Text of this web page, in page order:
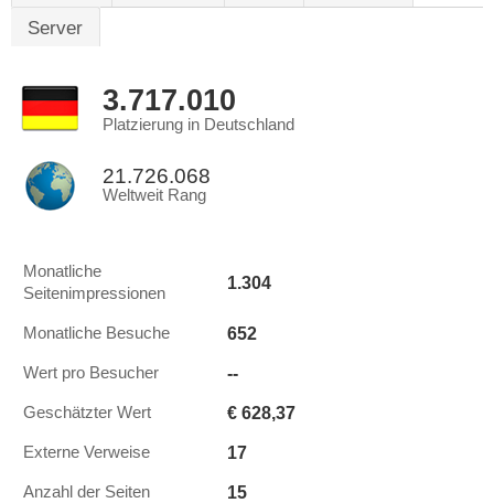
Server
3.717.010
Platzierung in Deutschland
21.726.068
Weltweit Rang
Monatliche
Seitenimpressionen
1.304
Monatliche Besuche 652
Wert pro Besucher --
Geschätzter Wert € 628,37
Externe Verweise 17
Anzahl der Seiten 15